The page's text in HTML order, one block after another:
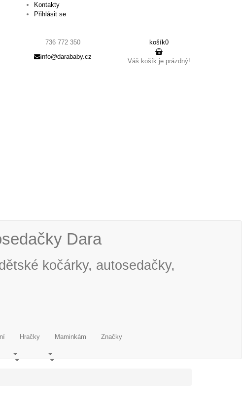
Kontakty
Přihlásit se
736 772 350
info@darababy.cz
košík0
Váš košík je prázdný!
Dara
kočárky, autosedačky,
Hračky Maminkám Značky